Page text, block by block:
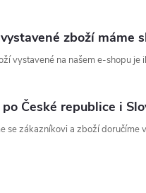
zboží máme
vystavené na našem e-shopu je
České republice i
se zákazníkovi a zboží doručíme